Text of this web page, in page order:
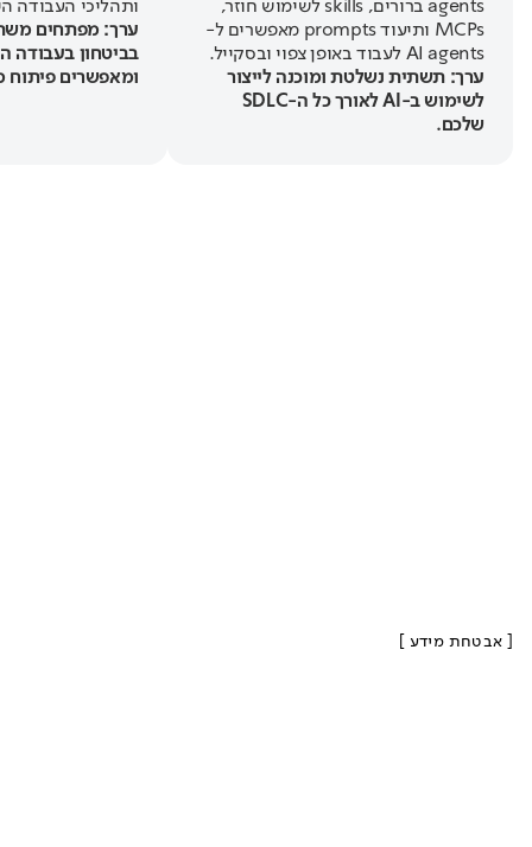
agents ברורים, skills לשימוש חוזר,
MCPs ותיעוד prompts מאפשרים ל-
AI agents לעבוד באופן צפוי ובסקייל.
ערך: תשתית נשלטת ומוכנה לייצור
לשימוש ב-AI לאורך כל ה-SDLC
שלכם.
ותהליכי העבודה
בביטחון בעבודה
ומאפשרים פיתוח
[ אבטחת מידע ]